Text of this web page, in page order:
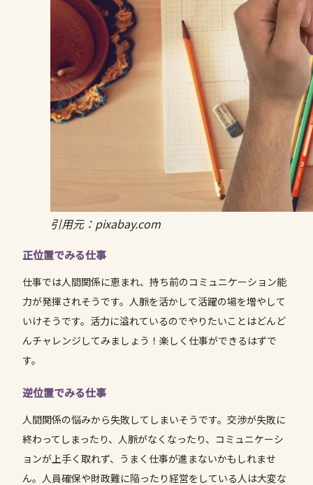
引用元：pixabay.com
正位置でみる仕事
仕事では人間関係に恵まれ、持ち前のコミュニケーション能
力が発揮されそうです。人脈を活かして活躍の場を増やして
いけそうです。活力に溢れているのでやりたいことはどんど
んチャレンジしてみましょう！楽しく仕事ができるはずで
す。
逆位置でみる仕事
人間関係の悩みから失敗してしまいそうです。交渉が失敗に
終わってしまったり、人脈がなくなったり、コミュニケーシ
ョンが上手く取れず、うまく仕事が進まないかもしれませ
ん。人員確保や財政難に陥ったり経営をしている人は大変な